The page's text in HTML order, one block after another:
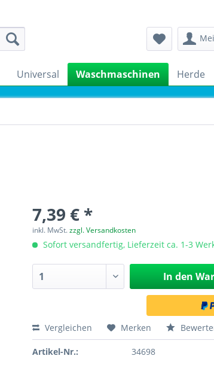
Universal Waschmaschinen Herde
7,39 € *
inkl. MwSt.zzgl. Versandkosten
Sofort versandfertig, Lieferzeit ca. 1-3
In den
Vergleichen Merken
Artikel-Nr.: 34698